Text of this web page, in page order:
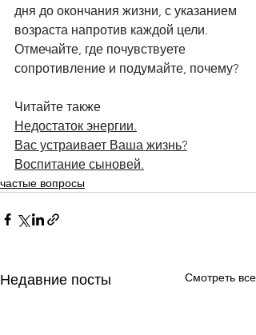
дня до окончания жизни, с указанием
возраста напротив каждой цели.
Отмечайте, где почувствуете
сопротивление и подумайте, почему?
Читайте также
Недостаток энергии.
Вас устраивает Ваша жизнь?
Воспитание сыновей.
частые вопросы
Недавние посты Смотреть все